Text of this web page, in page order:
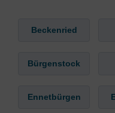
Beckenried
Bürgenstock
Ennetbürgen